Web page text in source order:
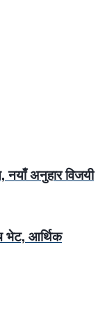
नयाँ अनुहार विजयी
भेट, आर्थिक